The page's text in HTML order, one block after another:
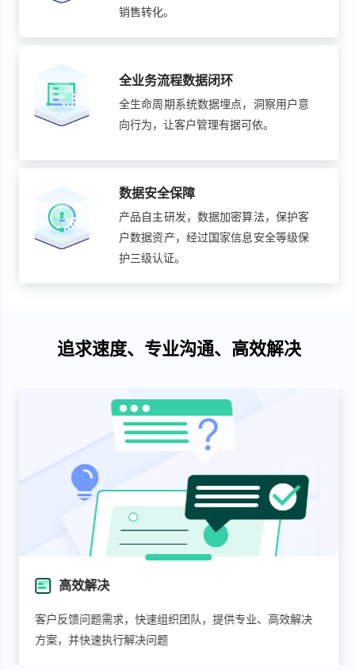
销售转化。
全业务流程数据闭环
全生命周期系统数据埋点，洞察用户意
向行为，让客户管理有据可依。
数据安全保障
产品自主研发，数据加密算法，保护客
户数据资产，经过国家信息安全等级保
护三级认证。
追求速度、专业沟通、高效解决
高效解决
客户反馈问题需求，快速组织团队，提供专业、高效解决
方案，并快速执行解决问题